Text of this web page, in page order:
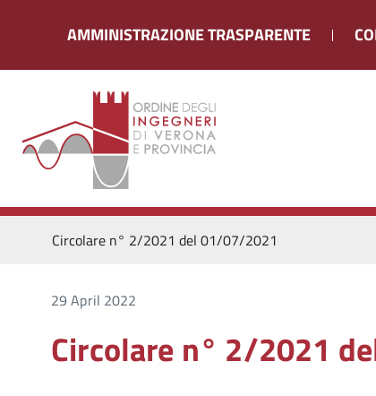
AMMINISTRAZIONE TRASPARENTE
Circolare n° 2/2021 del 01/07/2021
29 April 2022
Circolare n° 2/2021